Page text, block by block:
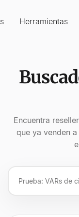
Herramientas
Encuentra
que ya venden